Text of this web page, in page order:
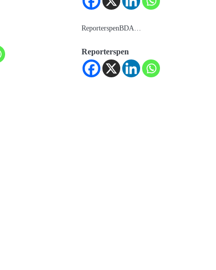
ReporterspenBDA…
Reporterspen